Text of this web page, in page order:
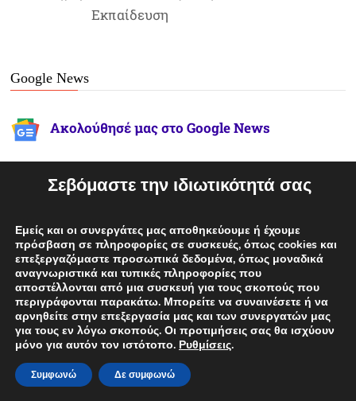
Εκπαίδευση
Google News
Ακολούθησέ μας στο Google News
Μπες στην ομάδα μας στο Viber!
Follow Us
facebook twitter
Σεβόμαστε την ιδιωτικότητά σας
Εμείς και οι συνεργάτες μας αποθηκεύουμε ή έχουμε
πρόσβαση σε πληροφορίες σε συσκευές, όπως cookies και
επεξεργαζόμαστε προσωπικά δεδομένα, όπως μοναδικά
αναγνωριστικά και τυπικές πληροφορίες που
αποστέλλονται από μια συσκευή για τους σκοπούς που
περιγράφονται παρακάτω. Μπορείτε να συναινέσετε ή να
αρνηθείτε στην επεξεργασία μας και των συνεργατών μας
για τους εν λόγω σκοπούς. Οι προτιμήσεις σας θα ισχύουν
μόνο για αυτόν τον ιστότοπο. Ρυθμίσεις.
Συμφωνώ Δε συμφωνώ